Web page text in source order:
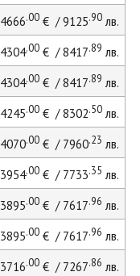
4666.00€ / 9125.90лв.
4304.00€ / 8417.89 лв.
4304.00€ / 8417.89 лв.
4245.00€ / 8302.50лв.
4070.00€ / 7960.23 лв.
3954.00€ / 7733.35 лв.
3895.00€ / 7617.96 лв.
3895.00€ / 7617.96 лв.
3716.00€ / 7267.86 лв.